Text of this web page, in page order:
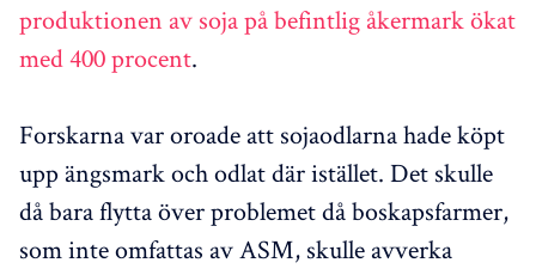
produktionen av soja på befintlig åkermark ökat
med 400 procent.
Forskarna var oroade att sojaodlarna hade köpt
upp ängsmark och odlat där istället. Det skulle
då bara flytta över problemet då boskapsfarmer,
som inte omfattas av ASM, skulle avverka